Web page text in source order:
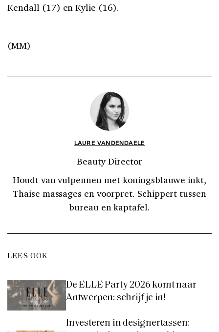
Kendall (17) en Kylie (16).
(MM)
LAURE VANDENDAELE
Beauty Director
Houdt van vulpennen met koningsblauwe inkt,
Thaise massages en voorpret. Schippert tussen
bureau en kaptafel.
LEES OOK
De ELLE Party 2026 komt naar
Antwerpen: schrijf je in!
Investeren in designertassen: